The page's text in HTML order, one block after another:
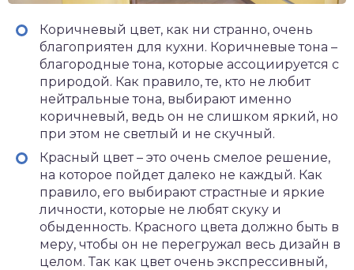
Коричневый цвет, как ни странно, очень
благоприятен для кухни. Коричневые тона –
благородные тона, которые ассоциируется с
природой. Как правило, те, кто не любит
нейтральные тона, выбирают именно
коричневый, ведь он не слишком яркий, но
при этом не светлый и не скучный.
Красный цвет – это очень смелое решение,
на которое пойдет далеко не каждый. Как
правило, его выбирают страстные и яркие
личности, которые не любят скуку и
обыденность. Красного цвета должно быть в
меру, чтобы он не перегружал весь дизайн в
целом. Так как цвет очень экспрессивный,